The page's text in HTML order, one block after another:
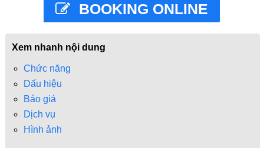
BOOKING ONLINE
Xem nhanh nội dung
Chức năng
Dấu hiệu
Báo giá
Dịch vụ
Hình ảnh